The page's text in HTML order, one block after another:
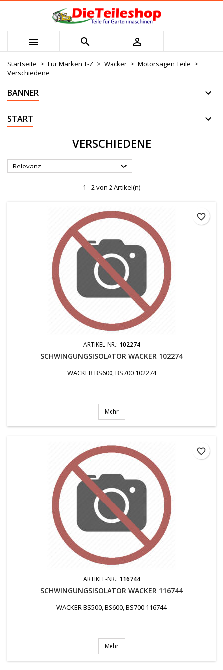
  
Startseite Für Marken T-Z Wacker
Motorsägen Teile
Verschiedene
BANNER
START
VERSCHIEDENE
Relevanz 
1 - 2 von 2 Artikel(n)
ARTIKEL-NR.: 102274
SCHWINGUNGSISOLATOR WACKER 102274
WACKER BS600, BS700 102274
Mehr
favorite_border
ARTIKEL-NR.: 116744
SCHWINGUNGSISOLATOR WACKER 116744
WACKER BS500, BS600, BS700 116744
Mehr
favorite_border
Mijn verlanglijst
add_circle_outline Maak nieuwe lijst
((modalTitle))
((confirmMessage))
Wunschliste erstellen
Name der Wunschliste
Anmelden
Sie müssen angemeldet sein, um Artikel Ihrer
Wunschliste hinzufügen zu können.